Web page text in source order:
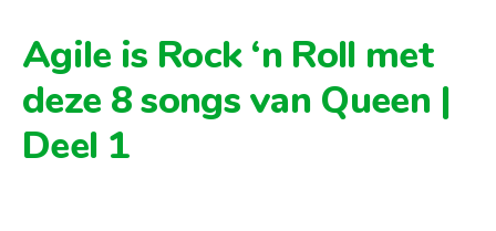
Agile is Rock ‘n Roll met
deze 8 songs van Queen |
Deel 1